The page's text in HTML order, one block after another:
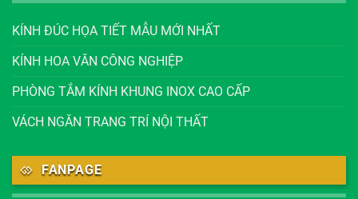
KÍNH ĐÚC HỌA TIẾT MẪU MỚI NHẤT
KÍNH HOA VĂN CÔNG NGHIỆP
PHÒNG TẮM KÍNH KHUNG INOX CAO CẤP
VÁCH NGĂN TRANG TRÍ NỘI THẤT
FANPAGE